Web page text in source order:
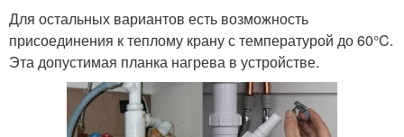
Для остальных вариантов есть возможность
присоединения к теплому крану с температурой до 60°C.
Эта допустимая планка нагрева в устройстве.